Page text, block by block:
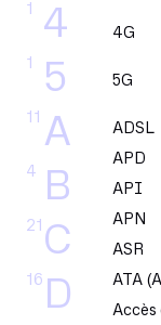
4
1
5
1
A
11
B
4
C
21
D
16
4G
5G
ADSL
APD
API
APN
ASR
ATA